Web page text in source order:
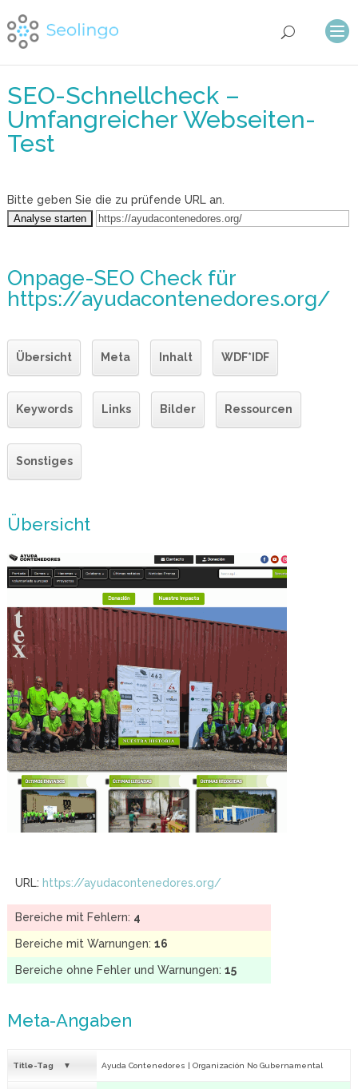
SEO-Schnellcheck –
Umfangreicher Webseiten-
Test
Bitte geben Sie die zu prüfende URL an.
Onpage-SEO Checkfür
https://ayudacontenedores.org/
Übersicht Meta Inhalt WDF*IDF
Keywords Links Bilder Ressourcen
Sonstiges
Übersicht
URL: https://ayudacontenedores.org/
Bereiche mit Fehlern: 4
Bereiche mit Warnungen: 16
Bereiche ohne Fehler und Warnungen: 15
Meta-Angaben
Title-Tag Ayuda Contenedores | Organización No Gubernamental